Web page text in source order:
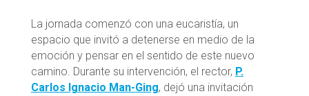
La jornada comenzó con una eucaristía, un
espacio que invitó a detenerse en medio de la
emoción y pensar en el sentido de este nuevo
camino. Durante su intervención, el rector, P.
Carlos Ignacio Man-Ging, dejó una invitación